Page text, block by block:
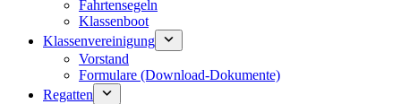
Fahrtensegeln
Klassenboot
Klassenvereinigung
Vorstand
Formulare (Download-Dokumente)
Regatten